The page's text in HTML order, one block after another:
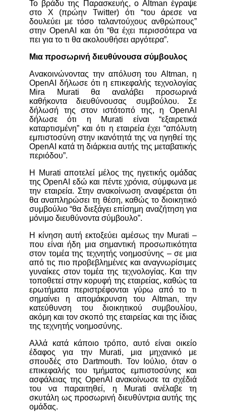
Το βράδυ της Παρασκευής, ο Altman έγραψε
στο X (πρώην Twitter) ότι “του άρεσε να
δουλεύει με τόσο ταλαντούχους ανθρώπους”
στην OpenAI και ότι “θα έχει περισσότερα να
πει για το τι θα ακολουθήσει αργότερα”.
Μια προσωρινή διευθύνουσα σύμβουλος
Ανακοινώνοντας την απόλυση του Altman, η
OpenAI δήλωσε ότι η επικεφαλής τεχνολογίας
Mira Murati θα αναλάβει προσωρινά
καθήκοντα διευθύνουσας συμβούλου. Σε
δήλωσή της στον ιστότοπό της, η OpenAI
δήλωσε ότι η Murati είναι “εξαιρετικά
καταρτισμένη” και ότι η εταιρεία έχει “απόλυτη
εμπιστοσύνη στην ικανότητά της να ηγηθεί της
OpenAI κατά τη διάρκεια αυτής της μεταβατικής
περιόδου”.
Η Murati αποτελεί μέλος της ηγετικής ομάδας
της OpenAI εδώ και πέντε χρόνια, σύμφωνα με
την εταιρεία. Στην ανακοίνωση αναφέρεται ότι
θα αναπληρώσει τη θέση, καθώς το διοικητικό
συμβούλιο “θα διεξάγει επίσημη αναζήτηση για
μόνιμο διευθύνοντα σύμβουλο”.
Η κίνηση αυτή εκτοξεύει αμέσως την Murati –
που είναι ήδη μια σημαντική προσωπικότητα
στον τομέα της τεχνητής νοημοσύνης – σε μια
από τις πιο προβεβλημένες και αναγνωρίσιμες
γυναίκες στον τομέα της τεχνολογίας. Και την
τοποθετεί στην κορυφή της εταιρείας, καθώς τα
ερωτήματα περιστρέφονται γύρω από το τι
σημαίνει η απομάκρυνση του Altman, την
κατεύθυνση του διοικητικού συμβουλίου,
ακόμη και τον σκοπό της εταιρείας και της ίδιας
της τεχνητής νοημοσύνης.
Αλλά κατά κάποιο τρόπο, αυτό είναι οικείο
έδαφος για την Murati, μια μηχανικό με
σπουδές στο Dartmouth. Τον Ιούλιο, όταν ο
επικεφαλής του τμήματος εμπιστοσύνης και
ασφάλειας της OpenAI ανακοίνωσε τα σχέδιά
του να παραιτηθεί, η Murati ανέλαβε τη
σκυτάλη ως προσωρινή διευθύντρια αυτής της
ομάδας.